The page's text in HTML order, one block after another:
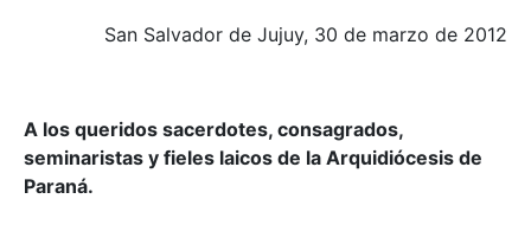
San Salvador de Jujuy, 30 de marzo de 2012
A los queridos sacerdotes, consagrados,
seminaristas y fieles laicos de la Arquidiócesis de
Paraná.